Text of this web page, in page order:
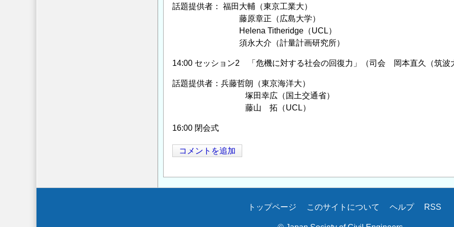
話題提供者： 福田大輔（東京工業大）
藤原章正（広島大学）
Helena Titheridge（UCL）
須永大介（計量計画研究所）
14:00 セッション2 「危機に対する社会の回復力」（司会 岡本直久（筑波
話題提供者：兵藤哲朗（東京海洋大）
塚田幸広（国土交通省）
藤山 拓（UCL）
16:00 閉会式
コメントを追加
トップページ このサイトについて ヘルプ RSS